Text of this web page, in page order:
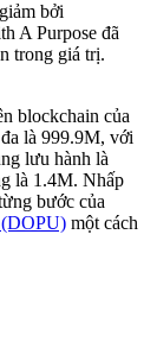
bởi
A Purpose đã
trong giá trị.
blockchain của
là 999.9M, với
lưu hành là
là 1.4M. Nhấp
bước của
(DOPU) một cách